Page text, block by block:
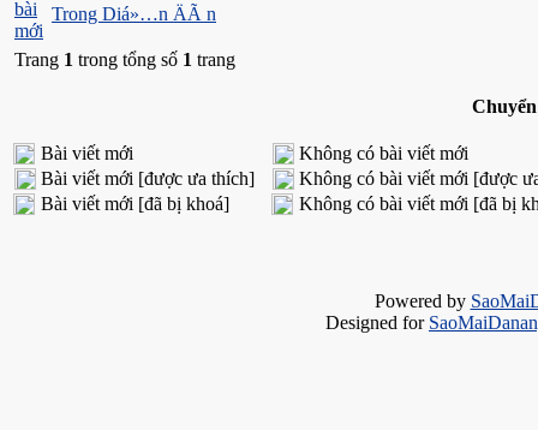
Trong Diá»…n ÄÃ n
Trang 1 trong tổng số 1 trang
Bài viết mới
Không có bài viết mới
Bài viết mới [được ưa thích]
Không có bài viết mới [được
Bài viết mới [đã bị khoá]
Không có bài viết mới [đã bị
Powered by
Designed for